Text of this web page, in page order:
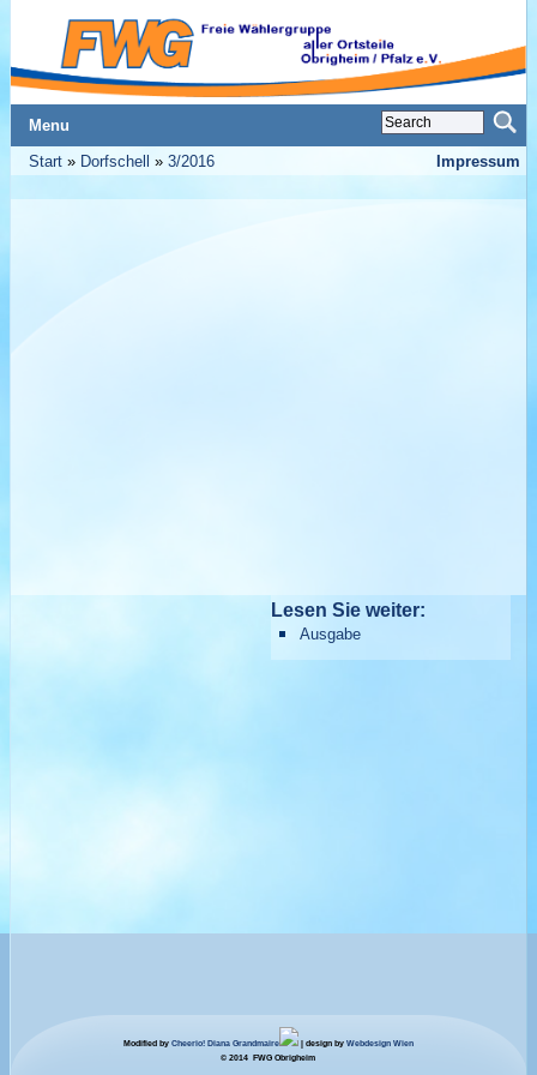
Menu
Start» Dorfschell » 3/2016 Impressum
Lesen Sie weiter:
Ausgabe
Modified by Cheerio! Diana Grandmaire | design by Webdesign Wien
© 2014 FWG Obrigheim